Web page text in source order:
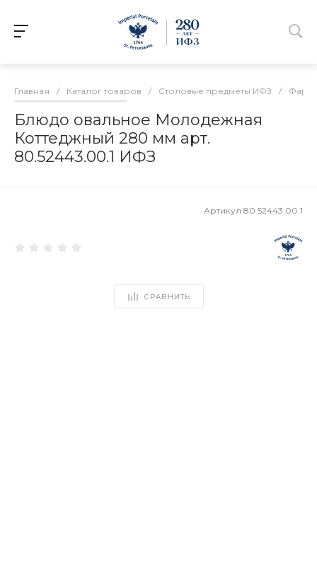
Главная / Каталог товаров / Столовые предметы ИФЗ /
Блюдо овальное Молодежная
Коттеджный 280 мм арт.
80.52443.00.1 ИФЗ
Артикул 80.52443.00.1
СРАВНИТЬ